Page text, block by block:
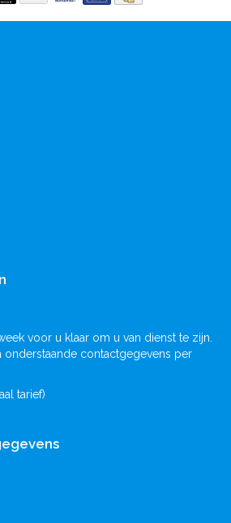
voor u klaar om u van dienst te zijn.
onderstaande contactgegevens per
tarief)